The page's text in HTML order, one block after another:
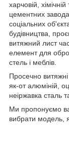
харчовій,
цементних
соціальних
будівництва,
витяжний лист
елемент для
стель і меблів.
Просечно витяжні
як-от алюміній,
неіржавка сталь
Ми пропонуємо
вибрати модель,